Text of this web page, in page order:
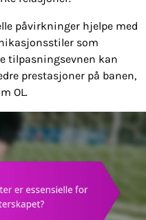
påvirkninger hjelpe med
som
tilpasningsevnen kan
prestasjoner på banen,
OL.